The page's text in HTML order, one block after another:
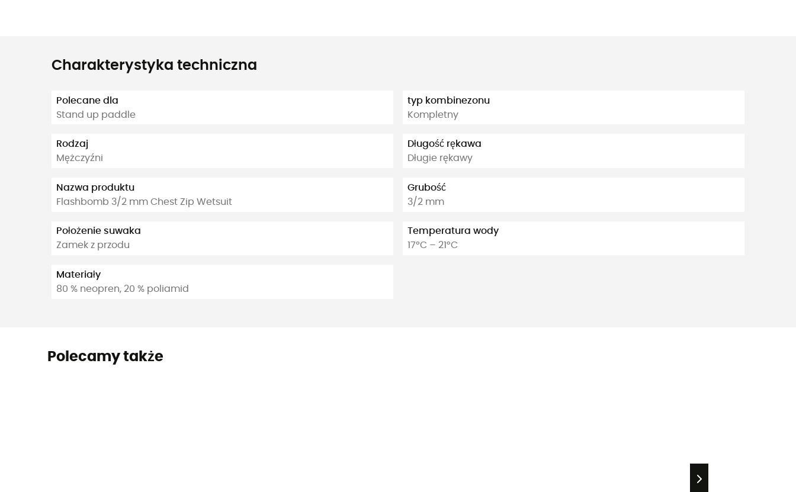
Charakterystyka techniczna
Polecane dla
Stand up paddle
Rodzaj
Mężczyźni
Nazwa produktu
Flashbomb 3/2 mm Chest Zip Wetsuit
Położenie suwaka
Zamek z przodu
Materiały
80 % neopren, 20 % poliamid
typ kombinezonu
Kompletny
Długość rękawa
Długie rękawy
Grubość
3/2 mm
Temperatura wody
17°C – 21°C
Polecamy także